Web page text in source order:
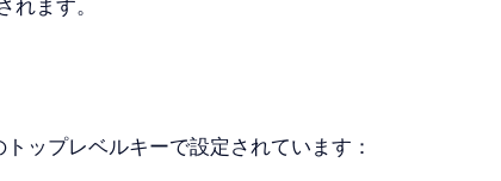
ます。
ップレベルキーで設定されています：